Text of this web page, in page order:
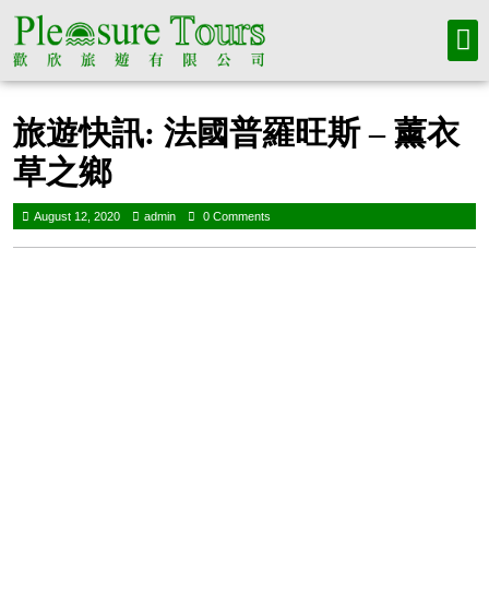
旅遊快訊: 法國普羅旺斯 – 薰衣
草之鄉
August 12, 2020 admin 0 Comments